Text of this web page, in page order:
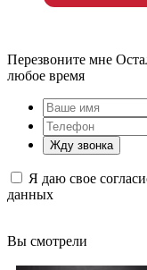
Перезвоните мне
любое время
Жду звонка
Я даю свое
данных
Вы смотрели